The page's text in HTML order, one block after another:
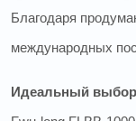
Благодаря
международных
Идеальный